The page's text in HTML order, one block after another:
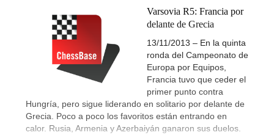
Varsovia R5: Francia por
delante de Grecia
13/11/2013 – En la quinta
ronda del Campeonato de
Europa por Equipos,
Francia tuvo que ceder el
primer punto contra
Hungría, pero sigue liderando en solitario por delante de
Grecia. Poco a poco los favoritos están entrando en
calor. Rusia, Armenia y Azerbaiyán ganaron sus duelos.